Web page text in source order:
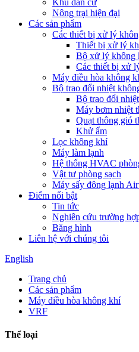
Khu dân cư
Nông trại hiện đại
Các sản phẩm
Các thiết bị xử lý
Thiết bị xử lý
Bộ xử lý không
Các thiết bị xử
Máy điều hòa không
Bộ trao đổi nhiệt
Bộ trao đổi nhiệt
Máy bơm nhiệt
Quạt thông gió
Khử ẩm
Lọc không khí
Máy làm lạnh
Hệ thống HVAC
Vật tư phòng sạch
Máy sấy đông lạnh
Điểm nổi bật
Tin tức
Nghiên cứu trường
Băng hình
Liên hệ với chúng tôi
English
Trang chủ
Các sản phẩm
Máy điều hòa không khí
VRF
Thể loại